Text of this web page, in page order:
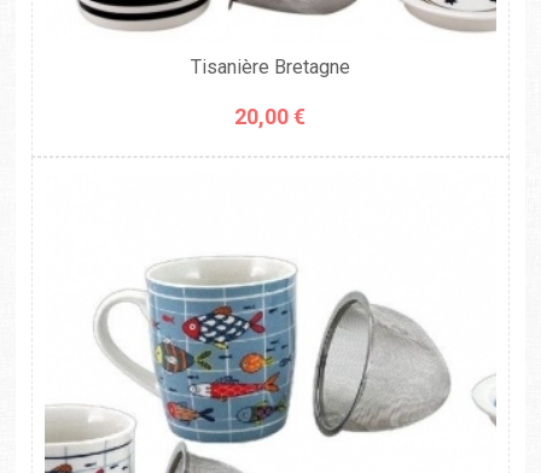
Tisanière Bretagne
20,00 €